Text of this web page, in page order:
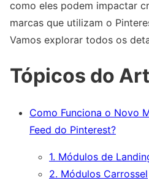
como eles podem impactar
marcas que utilizam o
Vamos explorar todos os
Tópicos do
Como Funciona o Novo
Feed do Pinterest?
1. Módulos de
2. Módulos Carrossel